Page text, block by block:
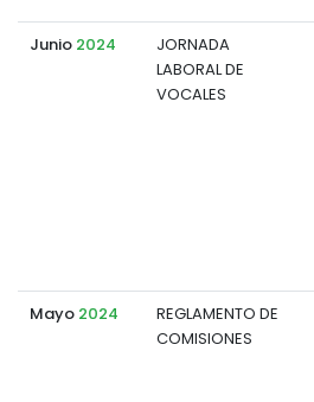
Junio 2024
JORNADA
LABORAL DE
VOCALES
Mayo 2024
REGLAMENTO DE
COMISIONES